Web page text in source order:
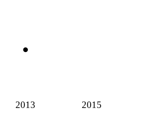
2013 2015